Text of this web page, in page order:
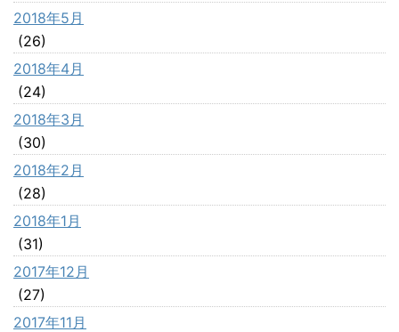
2018年5月
(26)
2018年4月
(24)
2018年3月
(30)
2018年2月
(28)
2018年1月
(31)
2017年12月
(27)
2017年11月